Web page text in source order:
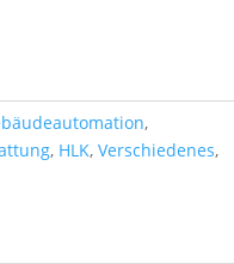
,
, HLK, Verschiedenes,